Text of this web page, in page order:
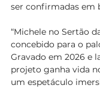
ser confirmadas em
“Michele no Sertão
concebido para o
Gravado em 2026 e
projeto ganha vida
um espetáculo